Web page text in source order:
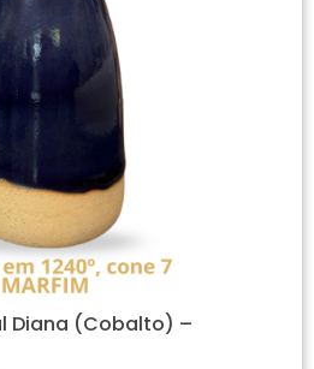
Diana (Cobalto) –